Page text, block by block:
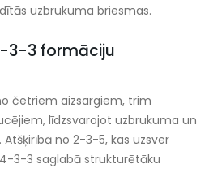
uzbrukuma briesmas.
3-3 formāciju
četriem aizsargiem, trim
līdzsvarojot uzbrukuma un
no 2-3-5, kas uzsver
3-3 saglabā strukturētāku